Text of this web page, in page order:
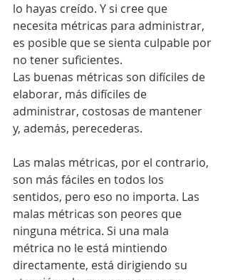
lo hayas creído. Y si cree que
necesita métricas para administrar,
es posible que se sienta culpable por
no tener suficientes.
Las buenas métricas son difíciles de
elaborar, más difíciles de
administrar, costosas de mantener
y, además, perecederas.
Las malas métricas, por el contrario,
son más fáciles en todos los
sentidos, pero eso no importa. Las
malas métricas son peores que
ninguna métrica. Si una mala
métrica no le está mintiendo
directamente, está dirigiendo su